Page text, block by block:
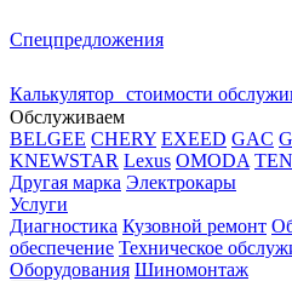
Спецпредложения
Калькулятор стоимости
Обслуживаем
BELGEE CHERY EXEED GAC
KNEWSTAR Lexus OMODA
Другая марка Электрокары
Услуги
Диагностика Кузовной ремонт
обеспечение Техническое
Оборудования Шиномонтаж